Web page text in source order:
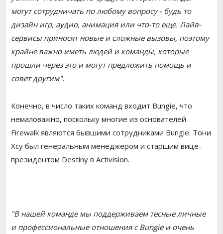
могут сотрудничать по любому вопросу - будь то
дизайн игр, аудио, анимация или что-то еще. Лайв-
сервисы приносят новые и сложные вызовы, поэтому
крайне важно иметь людей и команды, которые
прошли через это и могут предложить помощь и
совет другим".
Конечно, в число таких команд входит Bungie, что
немаловажно, поскольку многие из основателей
Firewalk являются бывшими сотрудниками Bungie. Тони
Хсу был генеральным менеджером и старшим вице-
президентом Destiny в Activision.
"В нашей команде мы поддерживаем тесные личные
и профессиональные отношения с Bungie и очень